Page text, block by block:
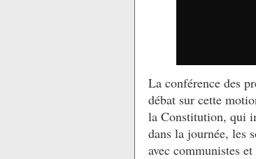
La conférence des
débat sur cette
la Constitution, qui
dans la journée, les
avec communistes